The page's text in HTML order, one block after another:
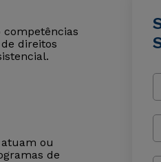
competências
direitos
ou
de